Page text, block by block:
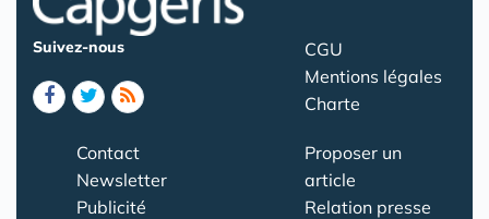
Suivez-nous
CGU
Mentions légales
Charte
Contact
Newsletter
Publicité
Proposer un
article
Relation presse